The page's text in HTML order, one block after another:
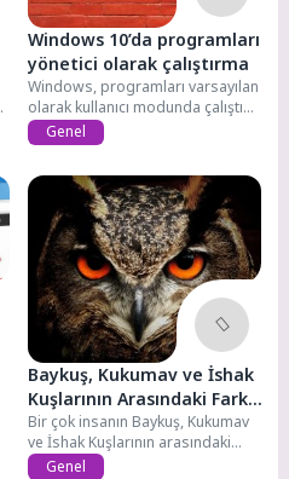
Windows 10’da programları
yönetici olarak çalıştırma
Windows, programları varsayılan
olarak kullanıcı modunda çalıştırır.
Programları yönetici modunda...
Genel
Baykuş, Kukumav ve İshak
Kuşlarının Arasındaki Fark
Nedir?
Bir çok insanın Baykuş, Kukumav
ve İshak Kuşlarının arasındaki
farkı...
Genel